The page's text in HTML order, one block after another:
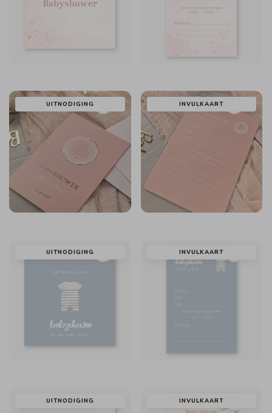
UITNODIGING INVULKAART
UITNODIGING INVULKAART
UITNODIGING INVULKAART